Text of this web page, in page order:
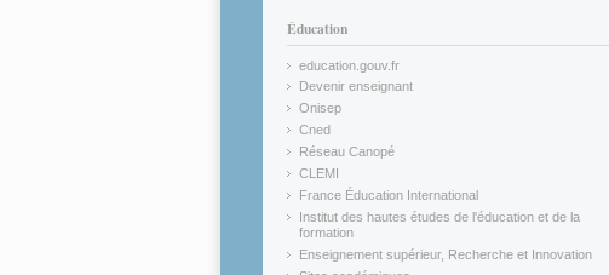
Éducation
education.gouv.fr
(link is external)
Devenir enseignant
(link is external)
Onisep
(link is external)
Cned
(link is external)
Réseau Canopé
(link is external)
CLEMI
(link is external)
France Éducation International
(link is external)
Institut des hautes études de l'éducation et de la
formation
(link is external)
Enseignement supérieur, Recherche et Innovation